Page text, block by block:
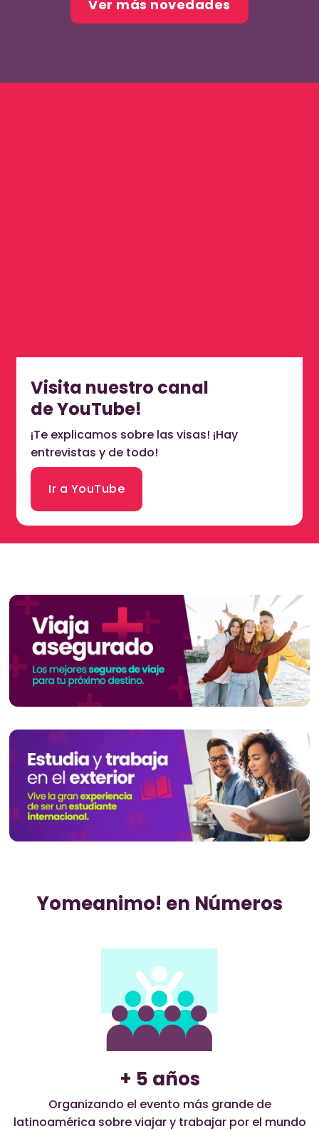
Ver más novedades
Visita nuestro canal
de YouTube!
¡Te explicamos sobre las visas! ¡Hay
entrevistas y de todo!
Ir a YouTube
Yomeanimo! en Números
+ 5 años
Organizando el evento más grande de
latinoamérica sobre viajar y trabajar por el mundo